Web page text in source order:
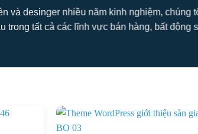
và desinger nhiều năm kinh nghiệm, chúng
trong tất cả các lĩnh vực bán hàng, bất động